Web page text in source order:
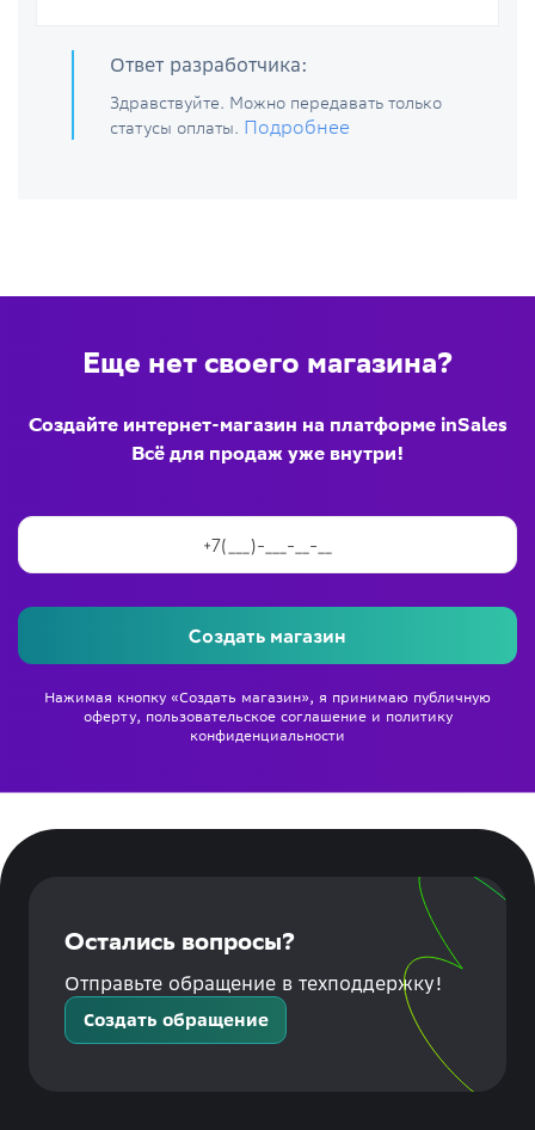
Ответ разработчика:
Здравствуйте. Можно передавать только
статусы оплаты. Подробнее
Еще нет своего магазина?
Создайте интернет-магазин на платформе inSales
Всё для продаж уже внутри!
Создать магазин
Нажимая кнопку «Создать магазин», я принимаю публичную
оферту, пользовательское соглашениеи политику
конфиденциальности
Остались вопросы?
Отправьте обращение в техподдержку!
Создать обращение